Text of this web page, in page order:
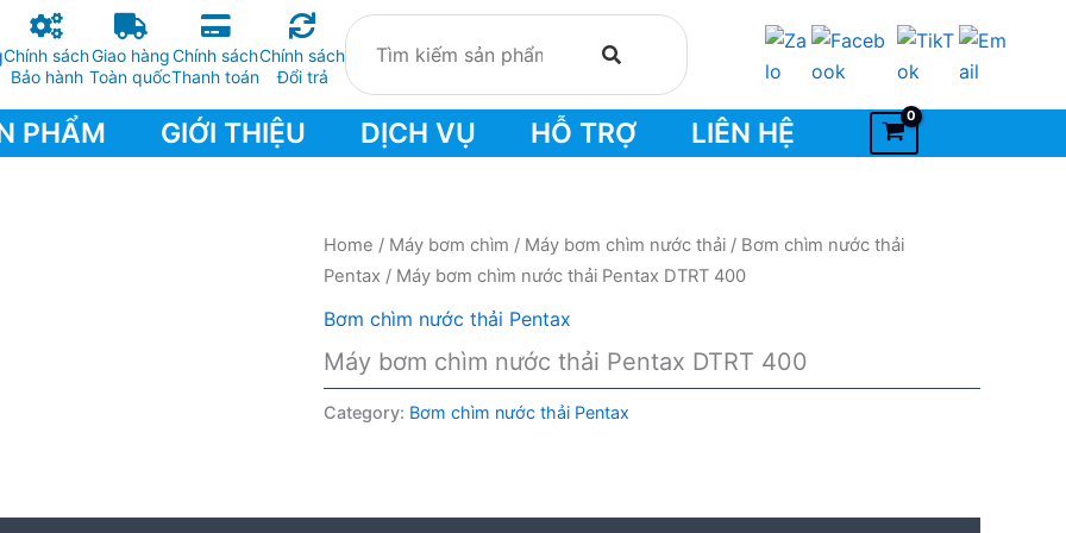
Chính sách
Bảo hành
Giao hàng
Toàn quốc
Chính sách
Thanh toán
Chính sách
Đổi trả
PHẨM GIỚI THIỆU DỊCH VỤ HỖ TRỢ LIÊN HỆ
Home / Máy bơm chìm / Máy bơm chìm nước thải / Bơm chìm nước thải
Pentax / Máy bơm chìm nước thải Pentax DTRT 400
Bơm chìm nước thải Pentax
Máy bơm chìm nước thải Pentax DTRT 400
Category: Bơm chìm nước thải Pentax